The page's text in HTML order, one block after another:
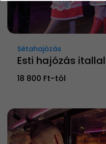
Sétahajózás
Esti hajózás
18 800 Ft-tól